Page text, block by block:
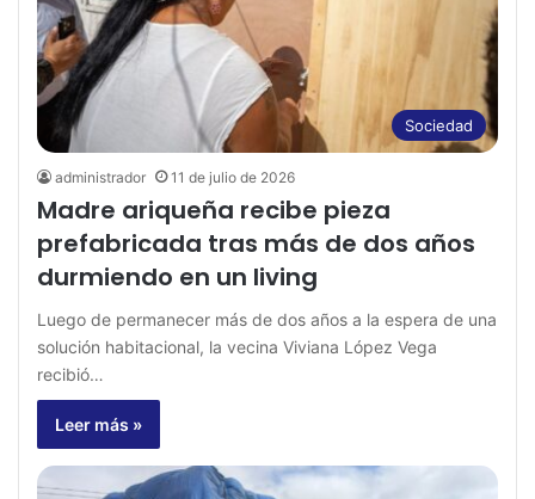
Sociedad
administrador 11 de julio de 2026
Madre ariqueña recibe pieza
prefabricada tras más de dos años
durmiendo en un living
Luego de permanecer más de dos años a la espera de una
solución habitacional, la vecina Viviana López Vega
recibió…
Leer más »